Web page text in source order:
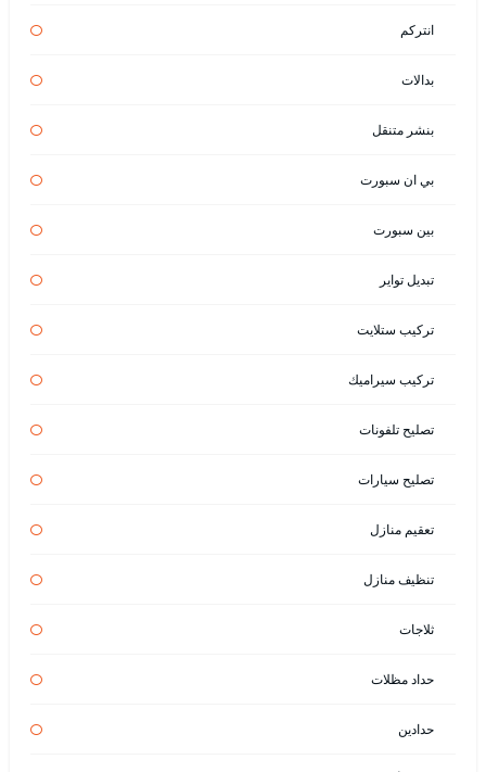
انتركم
بدالات
بنشر متنقل
بي ان سبورت
بين سبورت
تبديل تواير
تركيب ستلايت
تركيب سيراميك
تصليح تلفونات
تصليح سيارات
تعقيم منازل
تنظيف منازل
ثلاجات
حداد مظلات
حدادين